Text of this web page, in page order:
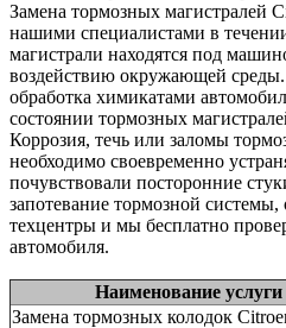
Замена тормозных магистралей
нашими специалистами в
магистрали находятся под
воздействию окружающей
обработка химикатами
состоянии тормозных
Коррозия, течь или заломы
необходимо своевременно
почувствовали посторонние
запотевание тормозной системы,
техцентры и мы бесплатно
автомобиля.
Наименование услуги
Замена тормозных колодок